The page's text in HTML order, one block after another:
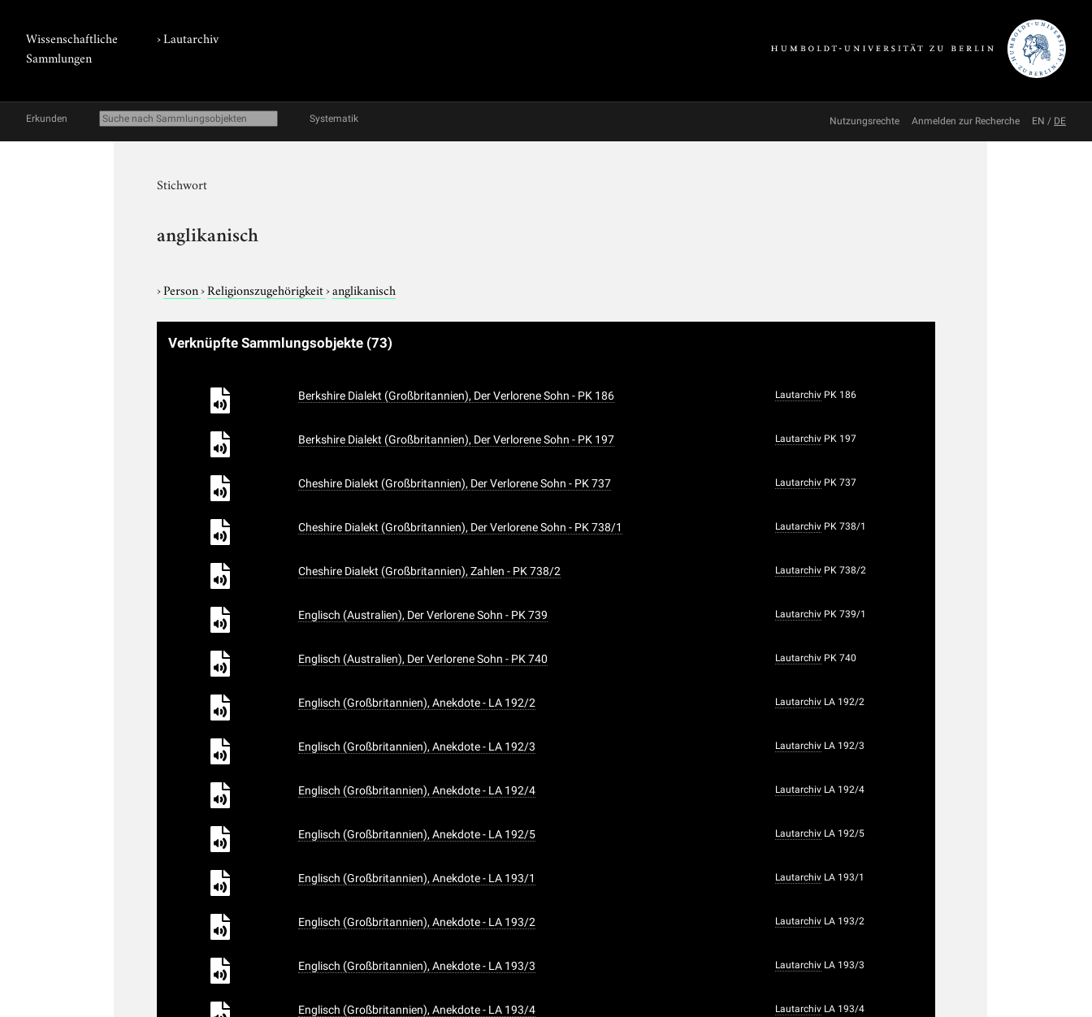
Wissenschaftliche
Sammlungen
›Lautarchiv
Erkunden Systematik Nutzungsrechte Anmelden zur Recherche EN / DE
Stichwort
anglikanisch
›Person›Religionszugehörigkeit›anglikanisch
Verknüpfte Sammlungsobjekte (73)
Berkshire Dialekt (Großbritannien), Der Verlorene Sohn - PK 186 Lautarchiv PK 186
Berkshire Dialekt (Großbritannien), Der Verlorene Sohn - PK 197 Lautarchiv PK 197
Cheshire Dialekt (Großbritannien), Der Verlorene Sohn - PK 737 Lautarchiv PK 737
Cheshire Dialekt (Großbritannien), Der Verlorene Sohn - PK 738/1 Lautarchiv PK 738/1
Cheshire Dialekt (Großbritannien), Zahlen - PK 738/2 Lautarchiv PK 738/2
Englisch (Australien), Der Verlorene Sohn - PK 739 Lautarchiv PK 739/1
Englisch (Australien), Der Verlorene Sohn - PK 740 Lautarchiv PK 740
Englisch (Großbritannien), Anekdote - LA 192/2 Lautarchiv LA 192/2
Englisch (Großbritannien), Anekdote - LA 192/3 Lautarchiv LA 192/3
Englisch (Großbritannien), Anekdote - LA 192/4 Lautarchiv LA 192/4
Englisch (Großbritannien), Anekdote - LA 192/5 Lautarchiv LA 192/5
Englisch (Großbritannien), Anekdote - LA 193/1 Lautarchiv LA 193/1
Englisch (Großbritannien), Anekdote - LA 193/2 Lautarchiv LA 193/2
Englisch (Großbritannien), Anekdote - LA 193/3 Lautarchiv LA 193/3
Englisch (Großbritannien), Anekdote - LA 193/4 Lautarchiv LA 193/4